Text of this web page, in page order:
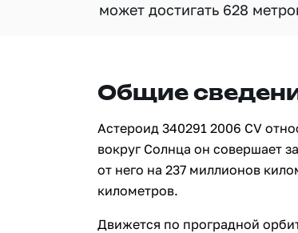
может достигать 628
Общие
Астероид 340291 2006 CV
вокруг Солнца он совершает
от него на 237 миллионов
километров.
Движется по проградной